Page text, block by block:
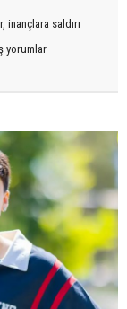
saldırı
yorumlar